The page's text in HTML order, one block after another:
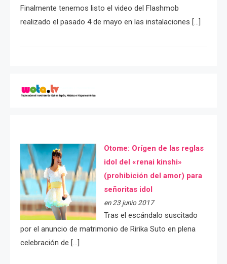
Finalmente tenemos listo el video del Flashmob
realizado el pasado 4 de mayo en las instalaciones […]
Otome: Orígen de las reglas
idol del «renai kinshi»
(prohibición del amor) para
señoritas idol
en 23 junio 2017
Tras el escándalo suscitado
por el anuncio de matrimonio de Ririka Suto en plena
celebración de […]